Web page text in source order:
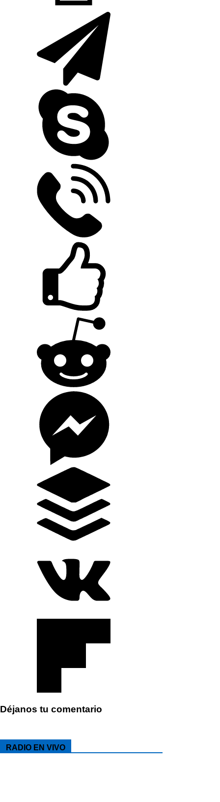
Déjanos tu comentario
RADIO EN VIVO